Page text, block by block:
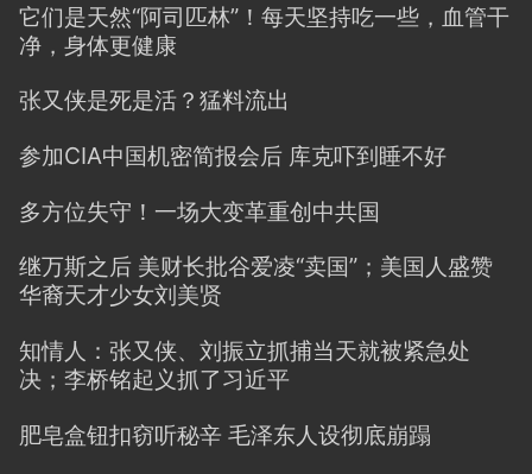
它们是天然“阿司匹林”！每天坚持吃一些，血管干
净，身体更健康
张又侠是死是活？猛料流出
参加CIA中国机密简报会后 库克吓到睡不好
多方位失守！一场大变革重创中共国
继万斯之后 美财长批谷爱凌“卖国”；美国人盛赞
华裔天才少女刘美贤
知情人：张又侠、刘振立抓捕当天就被紧急处
决；李桥铭起义抓了习近平
肥皂盒钮扣窃听秘辛 毛泽东人设彻底崩蹋